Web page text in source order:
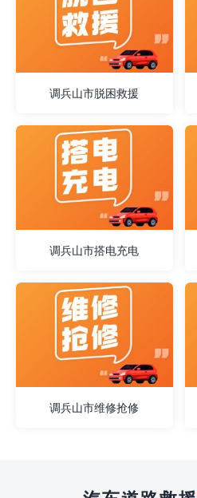
调兵山市脱困救援
调兵山市搭电充电
调兵山市维修抢修